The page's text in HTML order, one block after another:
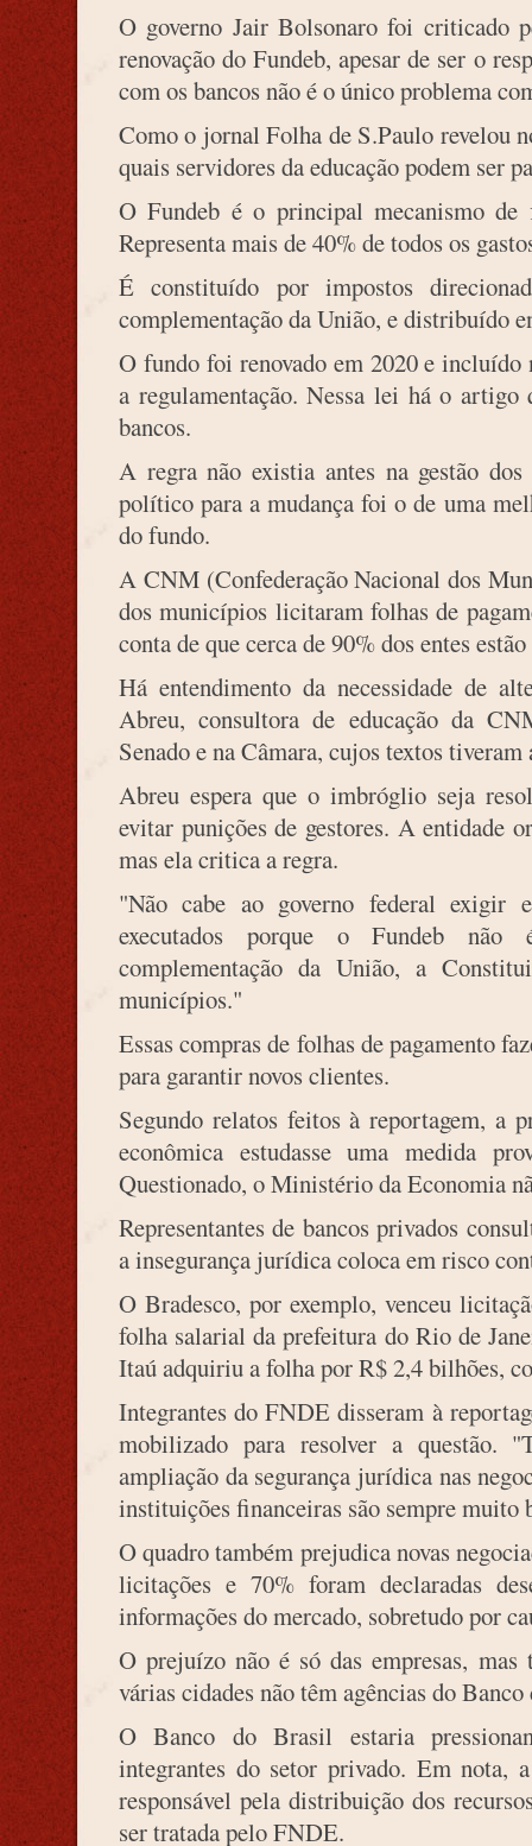
O governo Jair Bolsonaro foi criticado
renovação do Fundeb, apesar de ser o
com os bancos não é o único problema
Como o jornal Folha de S.Paulo revelou
quais servidores da educação podem ser
O Fundeb é o principal mecanismo de
Representa mais de 40% de todos os
É constituído por impostos
complementação da União, e distribuído
O fundo foi renovado em 2020 e
a regulamentação. Nessa lei há o artigo
bancos.
A regra não existia antes na gestão
político para a mudança foi o de uma
do fundo.
A CNM (Confederação Nacional dos
dos municípios licitaram folhas de
conta de que cerca de 90% dos entes
Há entendimento da necessidade de
Abreu, consultora de educação da
Senado e na Câmara, cujos textos
Abreu espera que o imbróglio seja
evitar punições de gestores. A entidade
mas ela critica a regra.
"Não cabe ao governo federal exigir
executados porque o Fundeb
complementação da União, a
municípios."
Essas compras de folhas de pagamento
para garantir novos clientes.
Segundo relatos feitos à reportagem, a
econômica estudasse uma medida
Questionado, o Ministério da Economia
Representantes de bancos privados
a insegurança jurídica coloca em risco
O Bradesco, por exemplo, venceu
folha salarial da prefeitura do Rio de
Itaú adquiriu a folha por R$ 2,4 bilhões,
Integrantes do FNDE disseram à
mobilizado para resolver a questão.
ampliação da segurança jurídica nas
instituições financeiras são sempre muito
O quadro também prejudica novas
licitações e 70% foram declaradas
informações do mercado, sobretudo por
O prejuízo não é só das empresas,
várias cidades não têm agências do
O Banco do Brasil estaria
integrantes do setor privado. Em nota,
responsável pela distribuição dos
ser tratada pelo FNDE.